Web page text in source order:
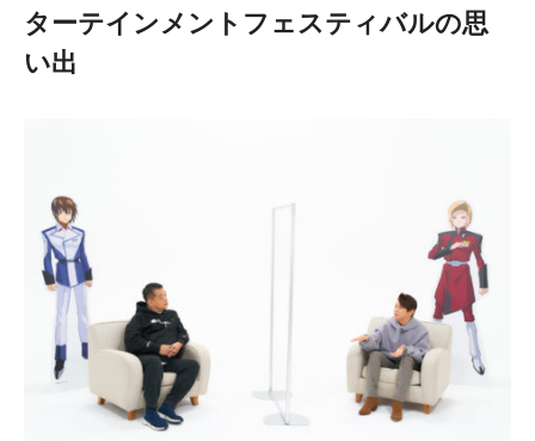
ターテインメントフェスティバルの思
い出